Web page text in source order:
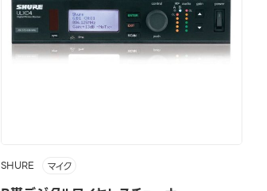
SHURE マイク